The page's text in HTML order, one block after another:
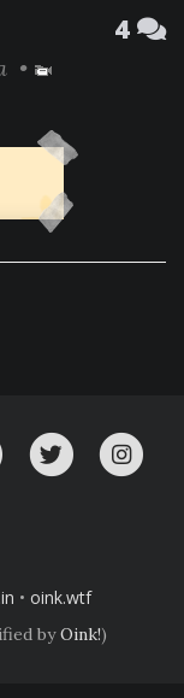
4
•
Telegram!
Charla con nosotros
Twitter
• oink.wtf
byOink!)